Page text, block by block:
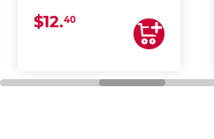
$12.40